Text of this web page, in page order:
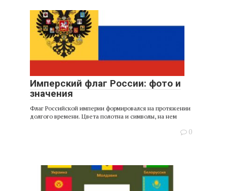
Имперский флаг России: фото и
значения
Флаг Российской империи формировался на протяжении
долгого времени. Цвета полотна и символы, на нем
0